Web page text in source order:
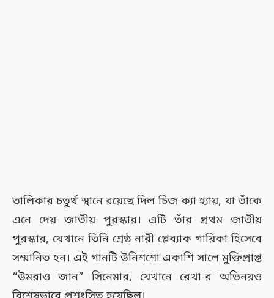
তালিকার চতুর্থ স্থানে রয়েছে দিল চিজ ক্যা হ্যায়, যা তাঁকে
এনে দেয় জাতীয় পুরস্কার। এটি তাঁর প্রথম জাতীয়
পুরস্কার, যেখানে তিনি শ্রেষ্ঠ নারী প্লেব্যাক গায়িকা হিসেবে
সম্মানিত হন। এই গানটি উনিশশো একাশি সালে মুক্তিপ্রাপ্ত
“উমরাও জান” সিনেমার, যেখানে রেখা-র অভিনয়ও